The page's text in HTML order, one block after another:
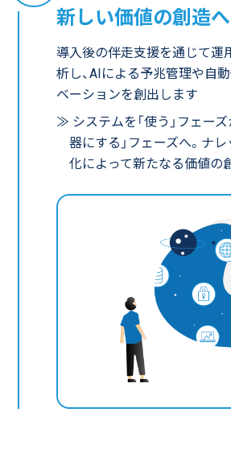
新しい価値の創造へ
導入後の伴走支援を通じて運
析し、AIによる予兆管理や自
ベーションを創出します
≫ システムを「使う」フェーズ
器にする」フェーズへ。ナ
化によって新たなる価値の